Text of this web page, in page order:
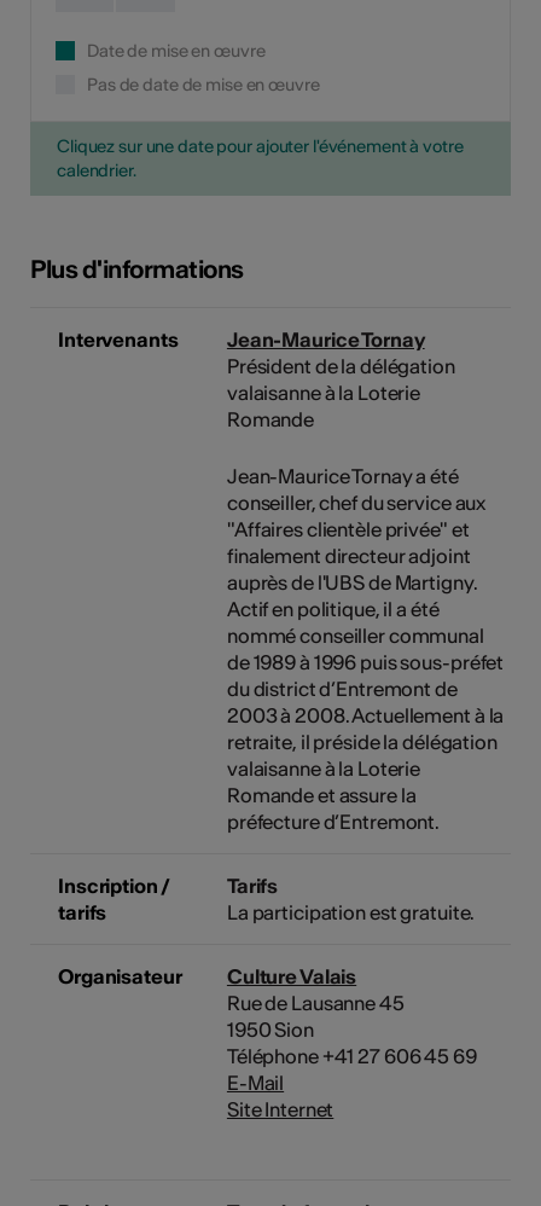
Date de mise en œuvre
Pas de date de mise en œuvre
Cliquez sur une date pour ajouter l'événement à votre
calendrier.
Plus d'informations
Intervenants
Jean-Maurice Tornay
Président de la délégation
valaisanne à la Loterie
Romande
Jean-Maurice Tornay a été
conseiller, chef du service aux
"Affaires clientèle privée" et
finalement directeur adjoint
auprès de l'UBS de Martigny.
Actif en politique, il a été
nommé conseiller communal
de 1989 à 1996 puis sous-préfet
du district d’Entremont de
2003 à 2008. Actuellement à la
retraite, il préside la délégation
valaisanne à la Loterie
Romande et assure la
préfecture d’Entremont.
Inscription /
tarifs
Tarifs
La participation est gratuite.
Organisateur
Culture Valais
Rue de Lausanne 45
1950 Sion
Téléphone +41 27 606 45 69
E-Mail
Site Internet